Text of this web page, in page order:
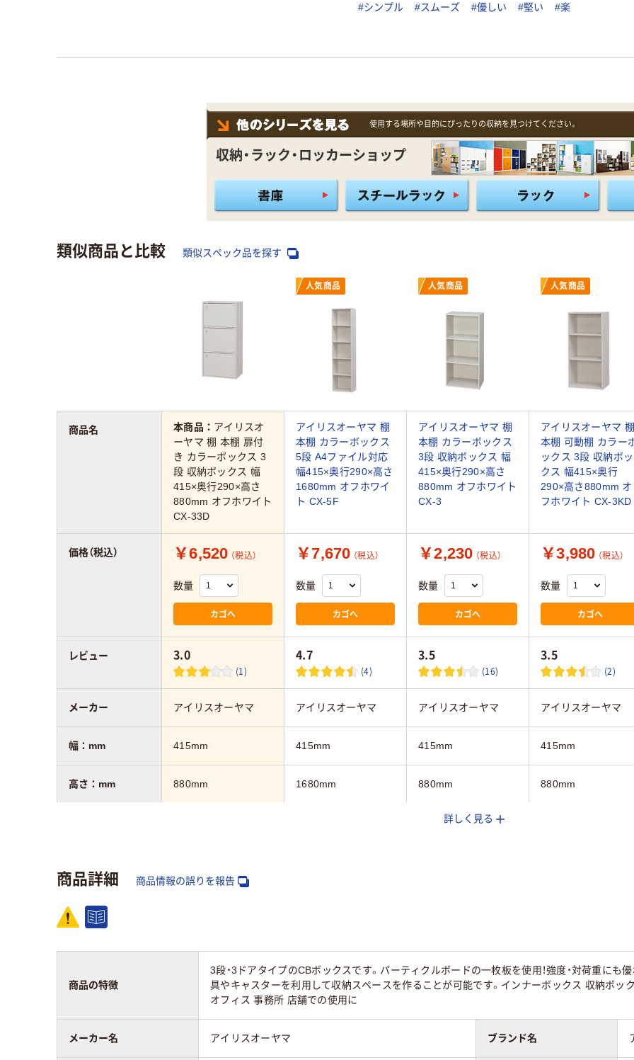
#シンプル #スムーズ #優しい #堅い #楽
使用する場所や目的にぴったりの収納を見つけてください。
収納・ラック・ロッカーショップ
類似商品と比較 類似スペック品を探す
人気商品 人気商品 人気商品
本商品： アイリスオ
ーヤマ 棚 本棚 扉付
き カラーボックス 3
段 収納ボックス 幅
415×奥行290×高さ
880mm オフホワイト
CX-33D
アイリスオーヤマ 棚
本棚 カラーボックス
5段 A4ファイル対応
幅415×奥行290×高さ
1680mm オフホワイ
ト CX-5F
アイリスオーヤマ 棚
本棚 カラーボックス
3段 収納ボックス 幅
415×奥行290×高さ
880mm オフホワイト
CX-3
アイリスオーヤマ 棚
本棚 可動棚 カラー
ックス 3段 収納ボッ
クス 幅415×奥行
290×高さ880mm オ
フホワイト CX-3KD
￥6,520 （税込）
数量
カゴへ
￥7,670 （税込）
数量
カゴへ
￥2,230 （税込）
数量
カゴへ
￥3,980 （税込）
数量
カゴへ
3.0
(1)
4.7
(4)
3.5
(16)
3.5
(2)
アイリスオーヤマ アイリスオーヤマ アイリスオーヤマ アイリスオーヤマ
415mm 415mm 415mm 415mm
880mm 1680mm 880mm 880mm
290mm
商品名
価格（税込）
レビュー
メーカー
幅：mm
高さ：mm
詳しく見る
商品詳細 商品情報の誤りを報告
商品の特徴
3段・3ドアタイプのCBボックスです。パーティクルボードの一枚板を使用！強度・対荷重にも
具やキャスターを利用して収納スペースを作ることが可能です。インナーボックス 収納ボ
オフィス 事務所 店舗での使用に
メーカー名 アイリスオーヤマ ブランド名